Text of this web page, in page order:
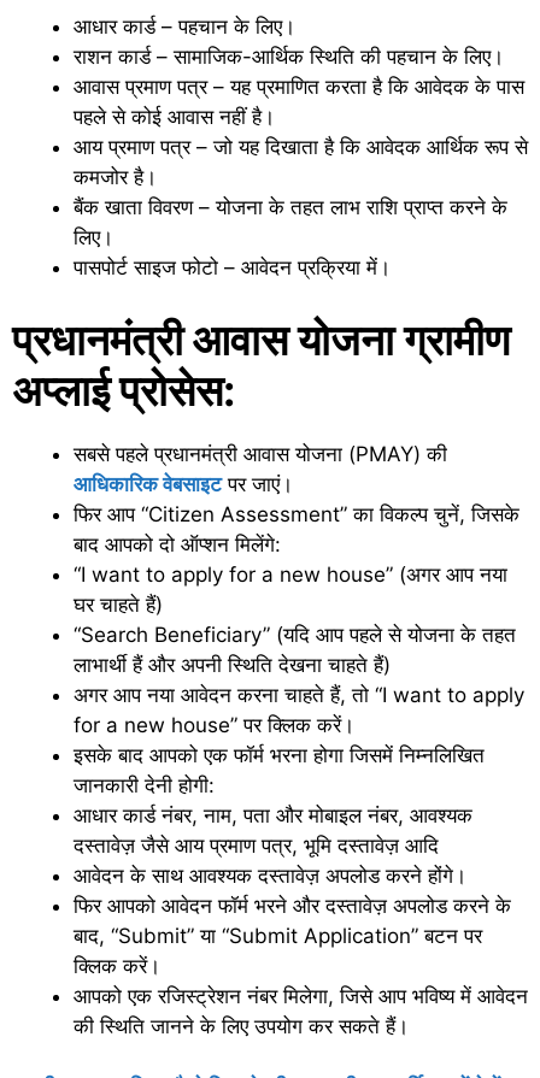
आधार कार्ड – पहचान के लिए।
राशन कार्ड – सामाजिक-आर्थिक स्थिति की पहचान के लिए।
आवास प्रमाण पत्र – यह प्रमाणित करता है कि आवेदक के पास
पहले से कोई आवास नहीं है।
आय प्रमाण पत्र – जो यह दिखाता है कि आवेदक आर्थिक रूप से
कमजोर है।
बैंक खाता विवरण – योजना के तहत लाभ राशि प्राप्त करने के
लिए।
पासपोर्ट साइज फोटो – आवेदन प्रक्रिया में।
प्रधानमंत्री आवास योजना ग्रामीण
अप्लाई प्रोसेस:
सबसे पहले प्रधानमंत्री आवास योजना (PMAY) की
आधिकारिक वेबसाइटपर जाएं।
फिर आप “Citizen Assessment” का विकल्प चुनें, जिसके
बाद आपको दो ऑप्शन मिलेंगे:
“I want to apply for a new house” (अगर आप नया
घर चाहते हैं)
“Search Beneficiary” (यदि आप पहले से योजना के तहत
लाभार्थी हैं और अपनी स्थिति देखना चाहते हैं)
अगर आप नया आवेदन करना चाहते हैं, तो “I want to apply
for a new house” पर क्लिक करें।
इसके बाद आपको एक फॉर्म भरना होगा जिसमें निम्नलिखित
जानकारी देनी होगी:
आधार कार्ड नंबर, नाम, पता और मोबाइल नंबर, आवश्यक
दस्तावेज़ जैसे आय प्रमाण पत्र, भूमि दस्तावेज़ आदि
आवेदन के साथ आवश्यक दस्तावेज़ अपलोड करने होंगे।
फिर आपको आवेदन फॉर्म भरने और दस्तावेज़ अपलोड करने के
बाद, “Submit” या “Submit Application” बटन पर
क्लिक करें।
आपको एक रजिस्ट्रेशन नंबर मिलेगा, जिसे आप भविष्य में आवेदन
की स्थिति जानने के लिए उपयोग कर सकते हैं।